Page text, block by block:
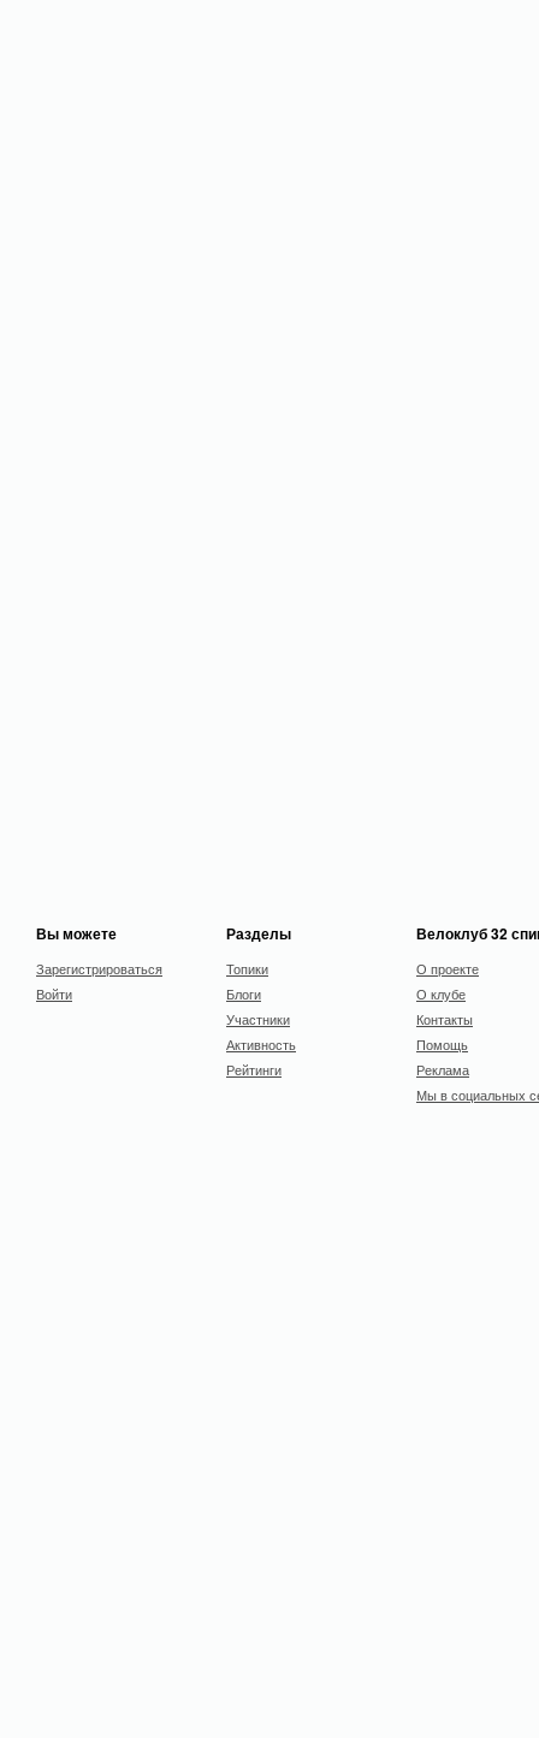
Вы можете
Зарегистрироваться
Войти
Разделы
Топики
Блоги
Участники
Активность
Рейтинги
Велоклуб 32
О проекте
О клубе
Контакты
Помощь
Реклама
Мы в социальных